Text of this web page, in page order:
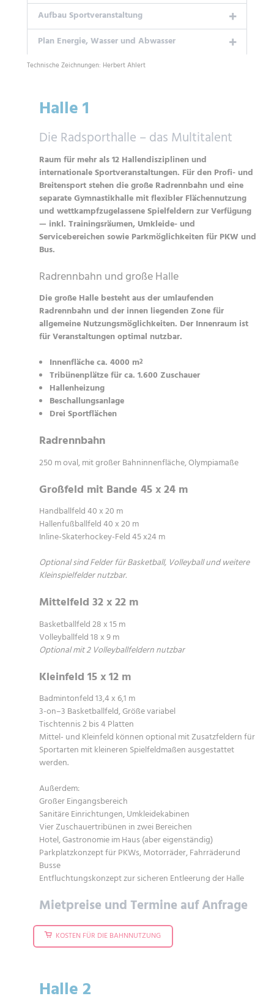
Aufbau Sportveranstaltung
Plan Energie, Wasser und Abwasser
Technische Zeichnungen: Herbert Ahlert
Halle 1
Die Radsporthalle – das Multitalent
Raum für mehr als 12 Hallendisziplinen und
internationale Sportveranstaltungen. Für den Profi- und
Breitensport stehen die große Radrennbahn und eine
separate Gymnastikhalle mit flexibler Flächennutzung
und wettkampfzugelassene Spielfeldern zur Verfügung
— inkl. Trainingsräumen, Umkleide- und
Servicebereichen sowie Parkmöglichkeiten für PKW und
Bus.
Radrennbahn und große Halle
Die große Halle besteht aus der umlaufenden
Radrennbahn und der innen liegenden Zone für
allgemeine Nutzungsmöglichkeiten. Der Innenraum ist
für Veranstaltungen optimal nutzbar.
Innenfläche ca. 4000 m2
Tribünenplätze für ca. 1.600 Zuschauer
Hallenheizung
Beschallungsanlage
Drei Sportflächen
Radrennbahn
250 m oval, mit großer Bahninnenfläche, Olympiamaße
Großfeld mit Bande 45 x 24 m
Handballfeld 40 x 20 m
Hallenfußballfeld 40 x 20 m
Inline-Skaterhockey-Feld 45 x24 m
Optional sind Felder für Basketball, Volleyball und weitere
Kleinspielfelder nutzbar.
Mittelfeld 32 x 22 m
Basketballfeld 28 x 15 m
Volleyballfeld 18 x 9 m
Optional mit 2 Volleyballfeldern nutzbar
Kleinfeld 15 x 12 m
Badmintonfeld 13,4 x 6,1 m
3-on–3 Basketballfeld, Größe variabel
Tischtennis 2 bis 4 Platten
Mittel- und Kleinfeld können optional mit Zusatzfeldern für
Sportarten mit kleineren Spielfeldmaßen ausgestattet
werden.
Außerdem:
Großer Eingangsbereich
Sanitäre Einrichtungen, Umkleidekabinen
Vier Zuschauertribünen in zwei Bereichen
Hotel, Gastronomie im Haus (aber eigenständig)
Parkplatzkonzept für PKWs, Motorräder, Fahrräderund
Busse
Entfluchtungskonzept zur sicheren Entleerung der Halle
Mietpreise und Termine auf Anfrage
KOSTEN FÜR DIE BAHNNUTZUNG